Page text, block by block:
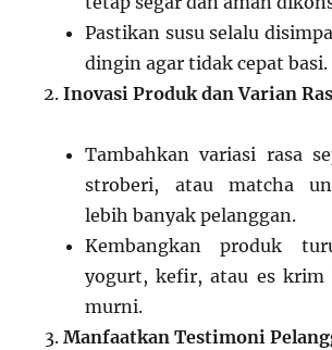
Pastikan susu selalu
dingin agar tidak cepat basi.
Inovasi Produk dan Varian
Tambahkan variasi rasa
stroberi, atau matcha
lebih banyak pelanggan.
Kembangkan produk
yogurt, kefir, atau es krim
murni.
Manfaatkan Testimoni